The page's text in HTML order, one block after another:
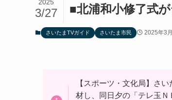
■北浦和小修了式
2025
3/27
さいたまTVガイド さいたま市民 2025年3
【スポーツ・文化局】さ
材し、同日夕の「テレ玉